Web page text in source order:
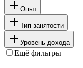
Опыт
Тип занятости
Уровень дохода
Ещё фильтры